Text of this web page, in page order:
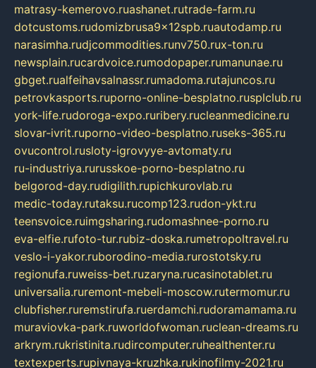
matrasy-kemerovo.ruashanet.rutrade-farm.ru
dotcustoms.rudomizbrusa9x12spb.ruautodamp.ru
narasimha.rudjcommodities.runv750.rux-ton.ru
newsplain.rucardvoice.rumodopaper.rumanunae.ru
gbget.rualfeihavsalnassr.rumadoma.rutajuncos.ru
petrovkasports.ruporno-online-besplatno.rusplclub.ru
york-life.rudoroga-expo.ruribery.rucleanmedicine.ru
slovar-ivrit.ruporno-video-besplatno.ruseks-365.ru
ovucontrol.rusloty-igrovyye-avtomaty.ru
ru-industriya.rurusskoe-porno-besplatno.ru
belgorod-day.rudigilith.rupichkurovlab.ru
medic-today.rutaksu.rucomp123.rudon-ykt.ru
teensvoice.ruimgsharing.rudomashnee-porno.ru
eva-elfie.rufoto-tur.rubiz-doska.rumetropoltravel.ru
veslo-i-yakor.ruborodino-media.rurostotsky.ru
regionufa.ruweiss-bet.ruzaryna.rucasinotablet.ru
universalia.ruremont-mebeli-moscow.rutermomur.ru
clubfisher.ruremstirufa.ruerdamchi.rudoramamama.ru
muraviovka-park.ruworldofwoman.ruclean-dreams.ru
arkrym.rukristinita.rudircomputer.ruhealthenter.ru
textexperts.rupivnaya-kruzhka.rukinofilmy-2021.ru